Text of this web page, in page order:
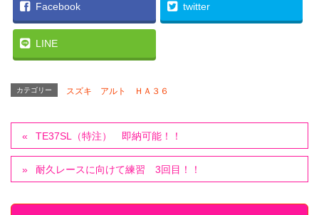
Facebook twitter
LINE
カテゴリー スズキ アルト ＨＡ３６
TE37SL（特注） 即納可能！！
耐久レースに向けて練習 3回目！！